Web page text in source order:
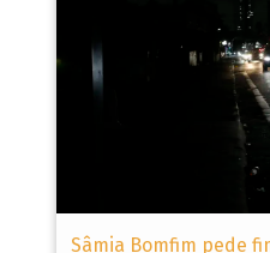
Sâmia Bomfim pede